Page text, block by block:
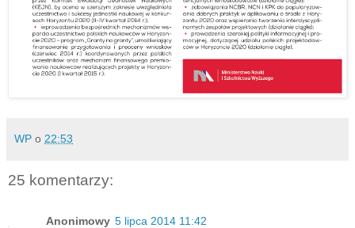
WP o 22:53
25 komentarzy:
Anonimowy 5 lipca 2014 11:42